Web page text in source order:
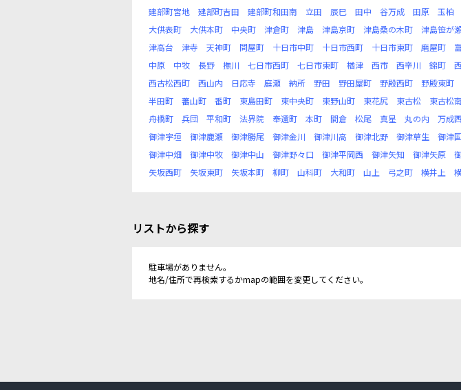
建部町宮地
建部町吉田 建部町和田南 立田 辰巳 田中 谷万成 田原 玉柏
大供表町
大供本町 中央町 津倉町 津島 津島京町 津島桑の木町 津島笹が
津高台
津寺 天神町 問屋町 十日市中町 十日市西町 十日市東町 磨屋町
中原
中牧 長野 撫川 七日市西町 七日市東町 楢津 西市 西辛川 錦町
西古松西町
西山内 日応寺 庭瀬 納所 野田 野田屋町 野殿西町 野殿東町
半田町
蕃山町 番町 東島田町 東中央町 東野山町 東花尻 東古松 東古松
舟橋町
兵団 平和町 法界院 奉還町 本町 間倉 松尾 真星 丸の内 万成
御津宇垣
御津鹿瀬 御津勝尾 御津金川 御津川高 御津北野 御津草生 御津
御津中畑
御津中牧 御津中山 御津野々口 御津平岡西 御津矢知 御津矢原
矢坂西町
矢坂東町 矢坂本町 柳町 山科町 大和町 山上 弓之町 横井上
リストから探す
駐車場がありません。
地名/住所で再検索するかmapの範囲を変更してください。